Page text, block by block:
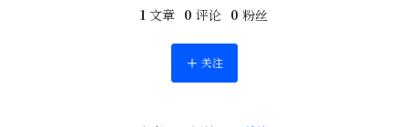
1 文章 0 评论 0 粉丝
关注